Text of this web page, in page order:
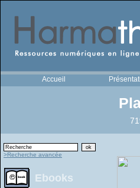
Accueil
>Recherche avancée
Ebooks